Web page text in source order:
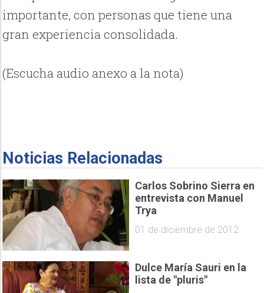
importante, con personas que tiene una
gran experiencia consolidada.
(Escucha audio anexo a la nota)
Noticias Relacionadas
Carlos Sobrino Sierra en
entrevista con Manuel
Trya
01 de diciembre de 2012
Dulce María Sauri en la
lista de "pluris"